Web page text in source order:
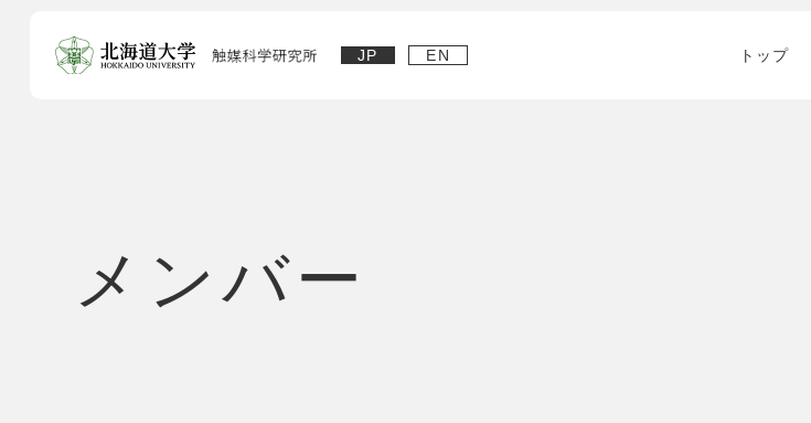
JP EN トップ
メンバー